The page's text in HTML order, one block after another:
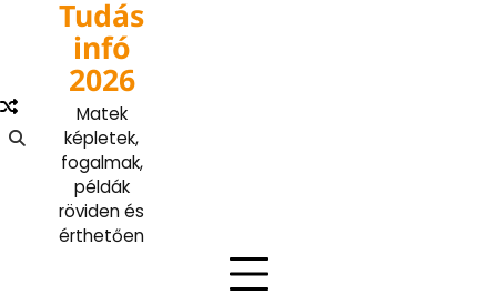
Tudás
infó
2026
Matek
képletek,
fogalmak,
példák
röviden és
érthetően